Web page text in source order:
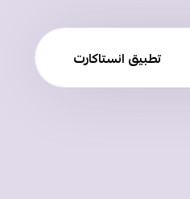
تطبيق انستاكارت